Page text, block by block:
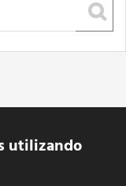
utilizando